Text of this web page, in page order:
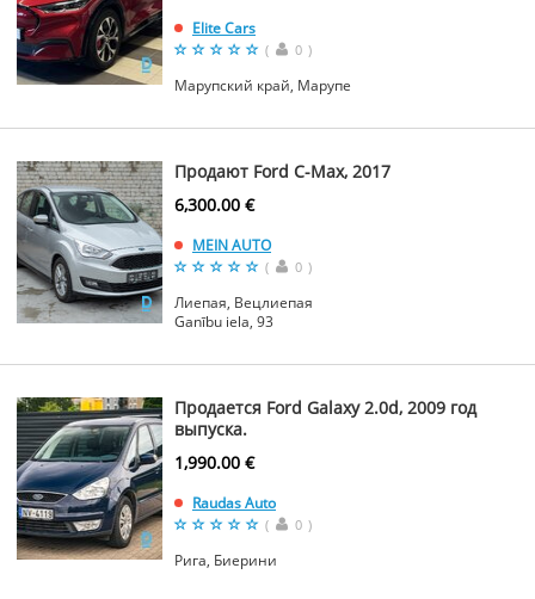
Elite Cars
( 0 )
Марупский край, Марупе
Продают Ford C-Max, 2017
6,300.00 €
MEIN AUTO
( 0 )
Лиепая, Вецлиепая
Ganību iela, 93
Продается Ford Galaxy 2.0d, 2009 год
выпуска.
1,990.00 €
Raudas Auto
( 0 )
Рига, Биерини